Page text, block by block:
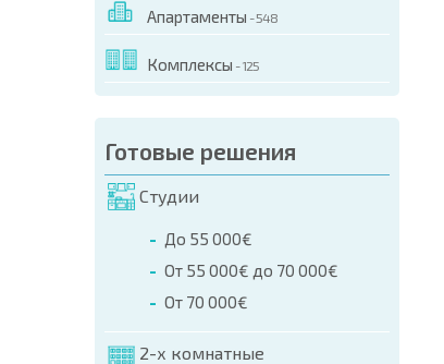
Апартаменты - 548
Комплексы - 125
Готовые решения
Студии
До 55 000€
От 55 000€ до 70 000€
От 70 000€
2-х комнатные
ЭТОГО ОБЪЕКТА
телефонам:
+359 8 9797 99 03